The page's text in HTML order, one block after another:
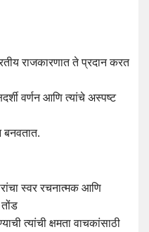
राजकारणात ते प्रदान करत
वर्णन आणि त्यांचे अस्पष्ट
स्वर रचनात्मक आणि
त्यांची क्षमता वाचकांसाठी